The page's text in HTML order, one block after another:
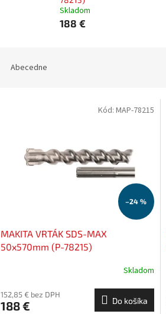
Skladom
188 €
Abecedne
–24 %
MAKITA VRTÁK SDS-MAX
50x570mm (P-78215)
Skladom
152,85 € bez DPH
188 € Do košíka
Kód: MAP-78215